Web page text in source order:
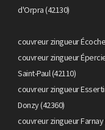
d'Orpra (42130)
couvreur zingueur
couvreur zingueur
Saint-Paul (42110)
couvreur zingueur
Donzy (42360)
couvreur zingueur Farnay